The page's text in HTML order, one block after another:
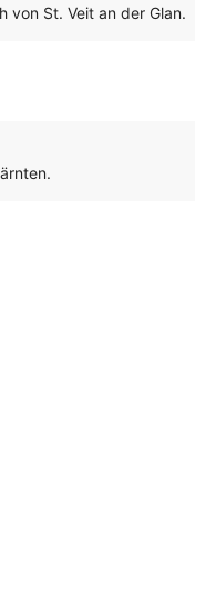
von St. Veit an der Glan.